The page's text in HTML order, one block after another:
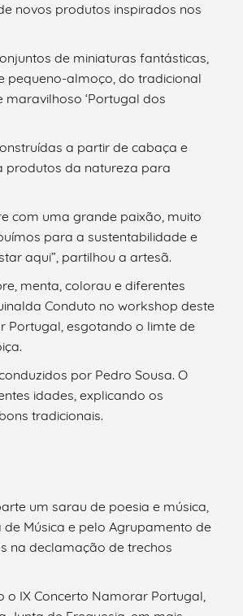
novos produtos inspirados nos
de miniaturas fantásticas,
pequeno-almoço, do tradicional
‘Portugal dos
a partir de cabaça e
produtos da natureza para
com uma grande paixão, muito
para a sustentabilidade e
aqui”, partilhou a artesã.
menta, colorau e diferentes
Conduto no workshop deste
Portugal, esgotando o limte de
por Pedro Sousa. O
idades, explicando os
tradicionais.
um sarau de poesia e música,
Música e pelo Agrupamento de
na declamação de trechos
o IX Concerto Namorar Portugal,